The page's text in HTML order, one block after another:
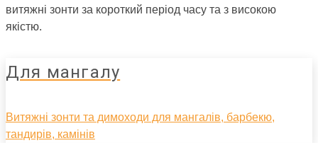
витяжні зонти за короткий період часу та з високою
якістю.
Для мангалу
Витяжні зонти та димоходи для мангалів, барбекю,
тандирів, камінів